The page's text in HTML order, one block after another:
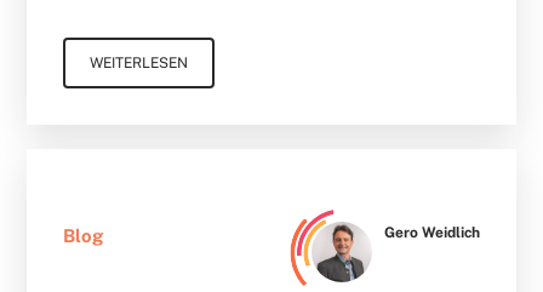
WEITERLESEN
Blog Gero Weidlich